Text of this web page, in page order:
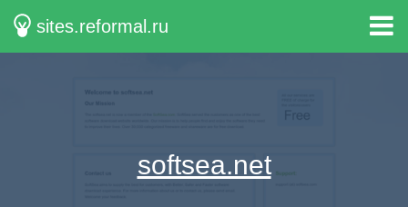
sites.reformal.ru
softsea.net